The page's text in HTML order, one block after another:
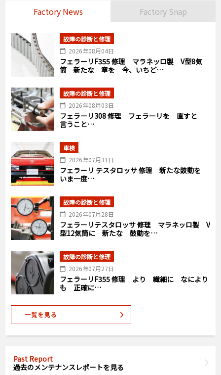
Factory News Factory Snap
故障の診断と修理
2026年08月04日
フェラーリF355 修理 マラネッロ製 V型8気
筒 新たな 章を 今、いちど…
故障の診断と修理
2026年08月03日
フェラーリ308 修理 フェラーリを 直すと
言うこと…
車検
2026年07月31日
フェラーリ テスタロッサ 修理 新たな鼓動を
いま一度…
故障の診断と修理
2026年07月28日
フェラーリテスタロッサ 修理 マラネッロ製 V
型12気筒に 新たな 鼓動を…
故障の診断と修理
2026年07月27日
フェラーリF355 修理 より 繊細に なにより
も 正確に…
Past Report
過去のメンテナンスレポートを見る